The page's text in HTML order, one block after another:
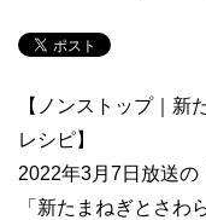
【ノンストップ｜新
レシピ】
2022年3月7日放送
「新たまねぎとさわ